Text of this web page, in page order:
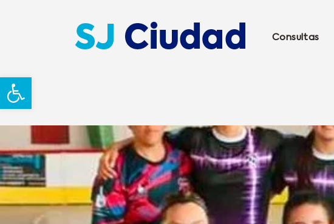
Abrir barra de herramientas
Consultas